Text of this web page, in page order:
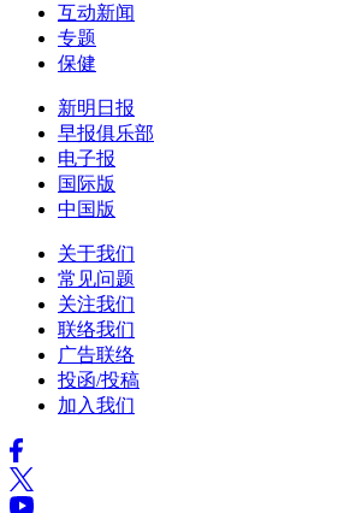
互动新闻
专题
保健
新明日报
早报俱乐部
电子报
国际版
中国版
关于我们
常见问题
关注我们
联络我们
广告联络
投函/投稿
加入我们